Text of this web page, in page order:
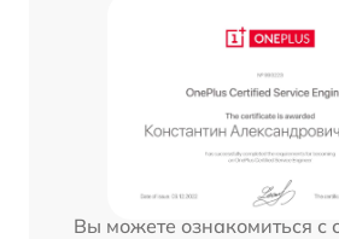
Вы можете ознакомиться с